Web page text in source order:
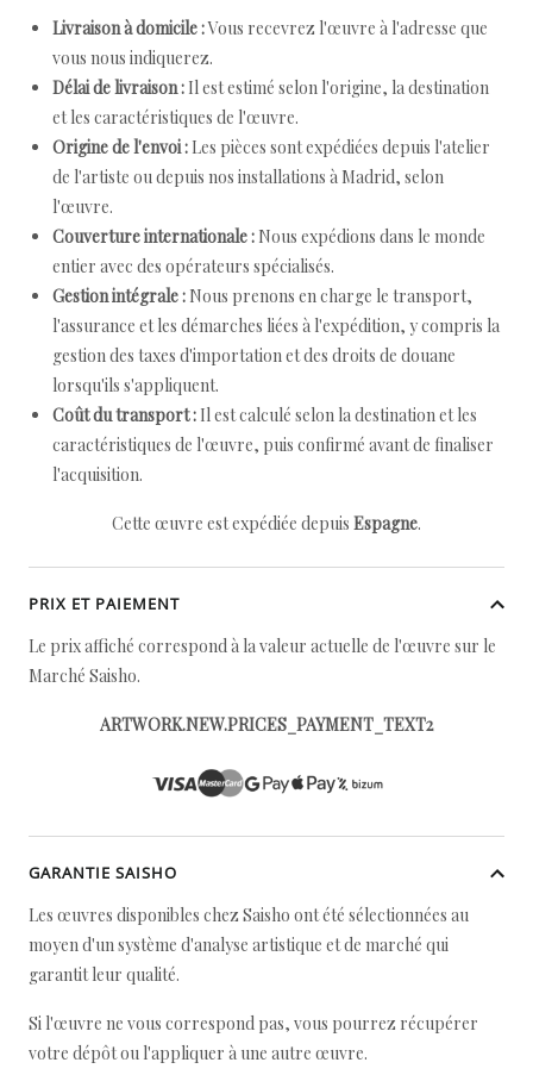
Livraison à domicile :Vous recevrez l'œuvre à l'adresse que
vous nous indiquerez.
Délai de livraison : Il est estimé selon l'origine, la destination
et les caractéristiques de l'œuvre.
Origine de l'envoi : Les pièces sont expédiées depuis l'atelier
de l'artiste ou depuis nos installations à Madrid, selon
l'œuvre.
Couverture internationale : Nous expédions dans le monde
entier avec des opérateurs spécialisés.
Gestion intégrale : Nous prenons en charge le transport,
l'assurance et les démarches liées à l'expédition, y compris la
gestion des taxes d'importation et des droits de douane
lorsqu'ils s'appliquent.
Coût du transport : Il est calculé selon la destination et les
caractéristiques de l'œuvre, puis confirmé avant de finaliser
l'acquisition.
Cette œuvre est expédiée depuis Espagne.
PRIX ET PAIEMENT
Le prix affiché correspond à la valeur actuelle de l'œuvre sur le
Marché Saisho.
ARTWORK.NEW.PRICES_PAYMENT_TEXT2
GARANTIE SAISHO
Les œuvres disponibles chez Saisho ont été sélectionnées au
moyen d'un système d'analyse artistique et de marché qui
garantit leur qualité.
Si l'œuvre ne vous correspond pas, vous pourrez récupérer
votre dépôt ou l'appliquer à une autre œuvre.